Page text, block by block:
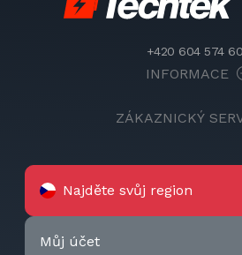
+420 604 574
INFORMACE
ZÁKAZNICKÝ
Najděte svůj region
Můj účet